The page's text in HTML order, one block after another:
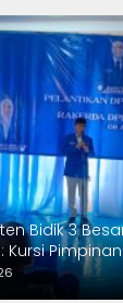
Bidik 3
Kursi